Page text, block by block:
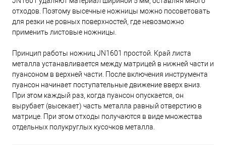
отходов. Поэтому высечные ножницы можно посоветовать
для резки не ровных поверхностей, где невозможно
применить листовые ножницы.
Принцип работы ножниц JN1601 простой. Край листа
металла устанавливается между матрицей в нижней части и
пуансоном в верхней части. После включения инструмента
пуансон начинает поступательные движение вверх вниз.
При этом каждый раз, когда пуансон опускается, он
вырубает (высекает) часть металла равный отверстию в
матрице. При этом отходы получаются в виде множества
отдельных полукруглых кусочков металла.